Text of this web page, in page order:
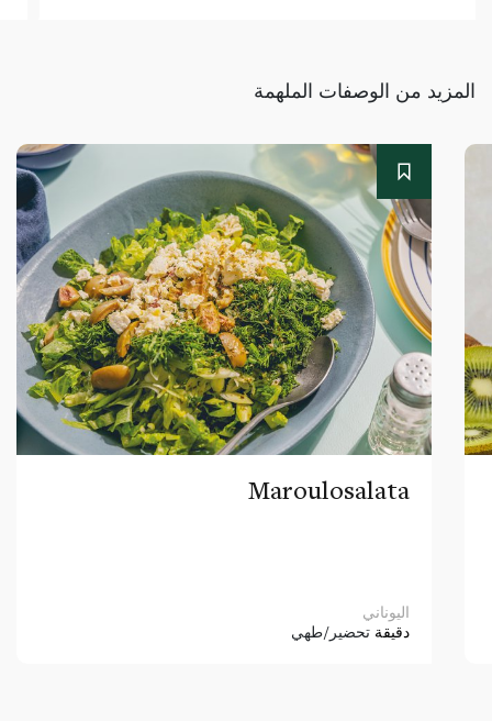
المزيد من الوصفات الملهمة
Maroulosalata
اليوناني
دقيقة تحضير/طهي